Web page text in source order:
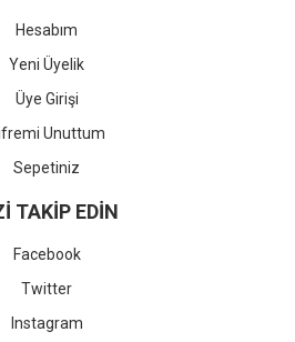
Hesabım
Yeni Üyelik
Üye Girişi
Unuttum
Sepetiniz
TAKİP EDİN
Facebook
Twitter
Instagram